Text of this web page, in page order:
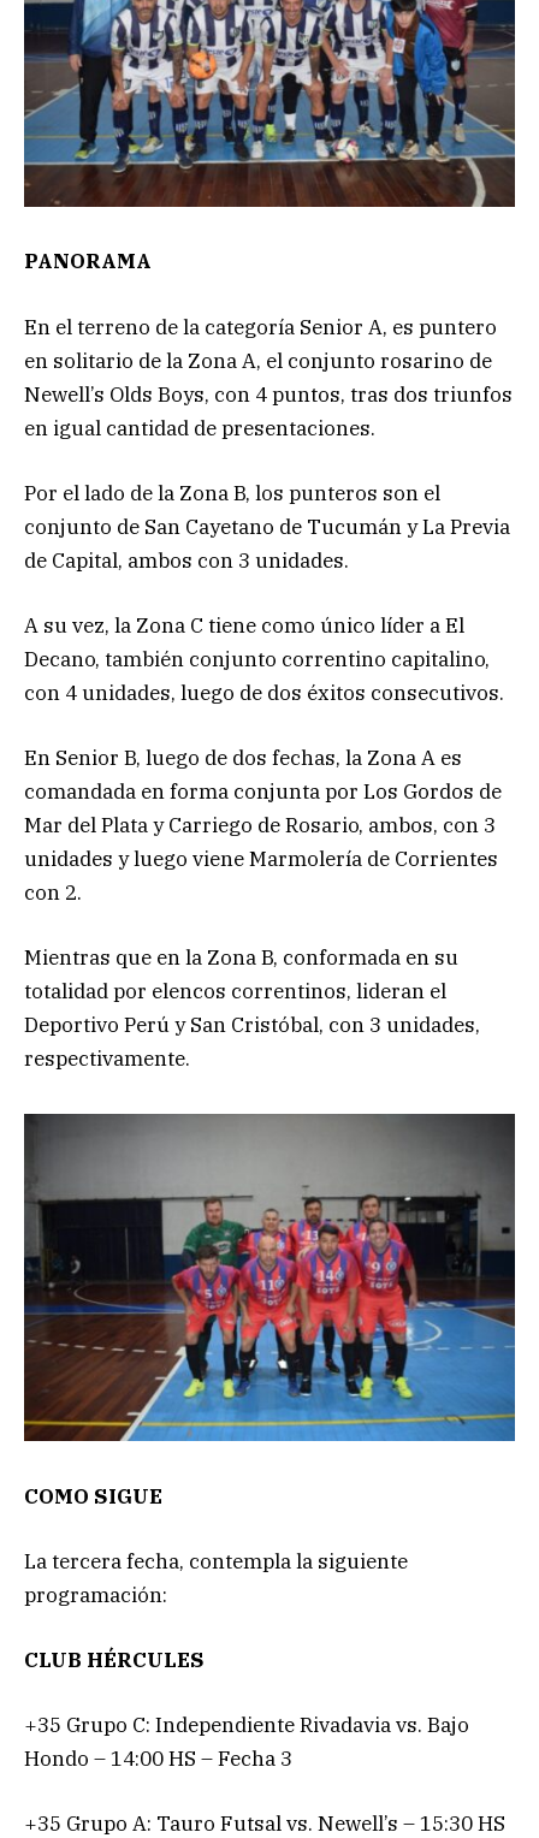
PANORAMA
En el terreno de la categoría Senior A, es puntero
en solitario de la Zona A, el conjunto rosarino de
Newell’s Olds Boys, con 4 puntos, tras dos triunfos
en igual cantidad de presentaciones.
Por el lado de la Zona B, los punteros son el
conjunto de San Cayetano de Tucumán y La Previa
de Capital, ambos con 3 unidades.
A su vez, la Zona C tiene como único líder a El
Decano, también conjunto correntino capitalino,
con 4 unidades, luego de dos éxitos consecutivos.
En Senior B, luego de dos fechas, la Zona A es
comandada en forma conjunta por Los Gordos de
Mar del Plata y Carriego de Rosario, ambos, con 3
unidades y luego viene Marmolería de Corrientes
con 2.
Mientras que en la Zona B, conformada en su
totalidad por elencos correntinos, lideran el
Deportivo Perú y San Cristóbal, con 3 unidades,
respectivamente.
COMO SIGUE
La tercera fecha, contempla la siguiente
programación:
CLUB HÉRCULES
+35 Grupo C: Independiente Rivadavia vs. Bajo
Hondo – 14:00 HS – Fecha 3
+35 Grupo A: Tauro Futsal vs. Newell’s – 15:30 HS